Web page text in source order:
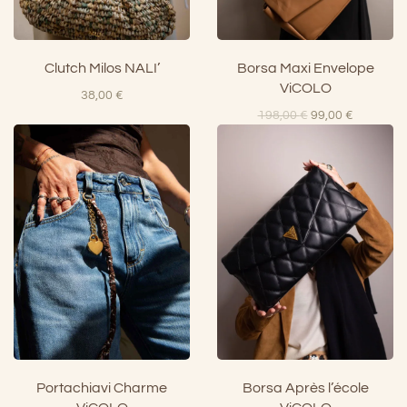
Clutch Milos NALI’
38,00 €
Borsa Maxi Envelope
ViCOLO
198,00€ Il
era:
198,00 €.
99,00 €Il
99,00 €.
Portachiavi Charme
Borsa Après l’école